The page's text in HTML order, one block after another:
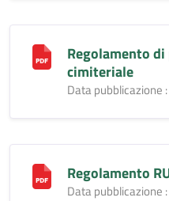
Regolamento
cimiteriale
Data pubblicazione
Regolamento
Data pubblicazione